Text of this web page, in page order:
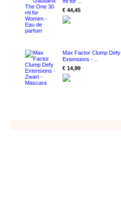
€ 44,45
Max Factor Clump Defy
Extensions -...
€ 14,99